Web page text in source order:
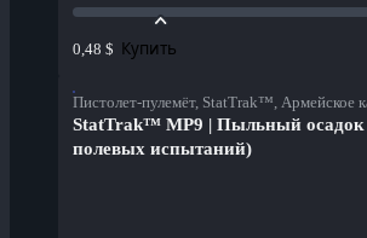
0,48 $ Купить
Пистолет-пулемёт, StatTrak™, Армейское
StatTrak™ MP9 | Пыльный осадок
полевых испытаний)